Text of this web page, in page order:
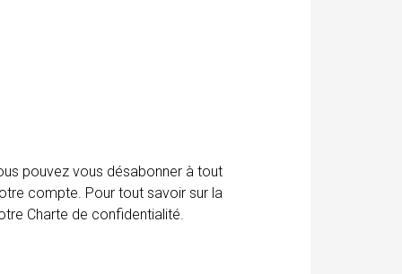
pouvez vous désabonner à tout
compte. Pour tout savoir sur la
Charte de confidentialité.